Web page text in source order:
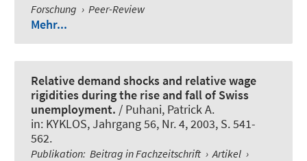
Forschung › Peer-Review
Mehr...
Relative demand shocks and relative wage
rigidities during the rise and fall of Swiss
unemployment. / Puhani, Patrick A.
in: KYKLOS, Jahrgang 56, Nr. 4, 2003, S. 541-
562.
Publikation: Beitrag in Fachzeitschrift › Artikel ›